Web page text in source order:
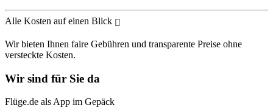
Alle Kosten auf einen Blick
Wir bieten Ihnen faire Gebühren und transparente Preise ohne
versteckte Kosten.
Wir sind für Sie da
Flüge.de als App im Gepäck